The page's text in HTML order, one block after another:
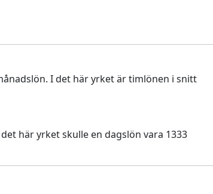
I det här yrket är timlönen i snitt
här yrket skulle en dagslön vara 1333